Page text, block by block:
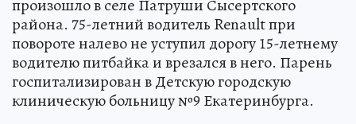
произошло в селе Патруши Сысертского
района. 75-летний водитель Renault при
повороте налево не уступил дорогу 15-летнему
водителю питбайка и врезался в него. Парень
госпитализирован в Детскую городскую
клиническую больницу №9 Екатеринбурга.